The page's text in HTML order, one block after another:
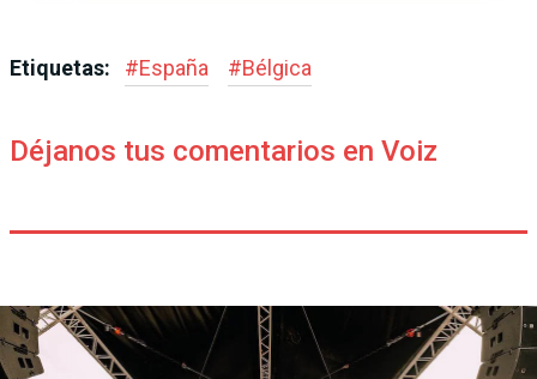
Etiquetas: #España #Bélgica
Déjanos tus comentarios en Voiz